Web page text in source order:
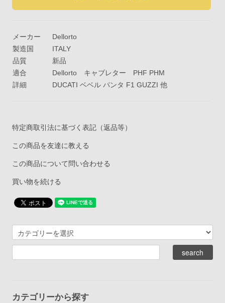
メーカー
Dellorto
製造国
ITALY
品質
新品
適合
Dellorto キャブレター PHF PHM
詳細
DUCATI ベベル パンタ F1 GUZZI 他
特定商取引法に基づく表記（返品等）
この商品を友達に教える
この商品について問い合わせる
買い物を続ける
カテゴリーから探す